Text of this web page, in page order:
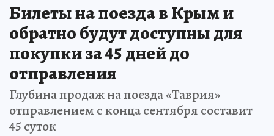
Билеты на поезда в Крым и
обратно будут доступны для
покупки за 45 дней до
отправления
Глубина продаж на поезда «Таврия»
отправлением с конца сентября составит
45 суток